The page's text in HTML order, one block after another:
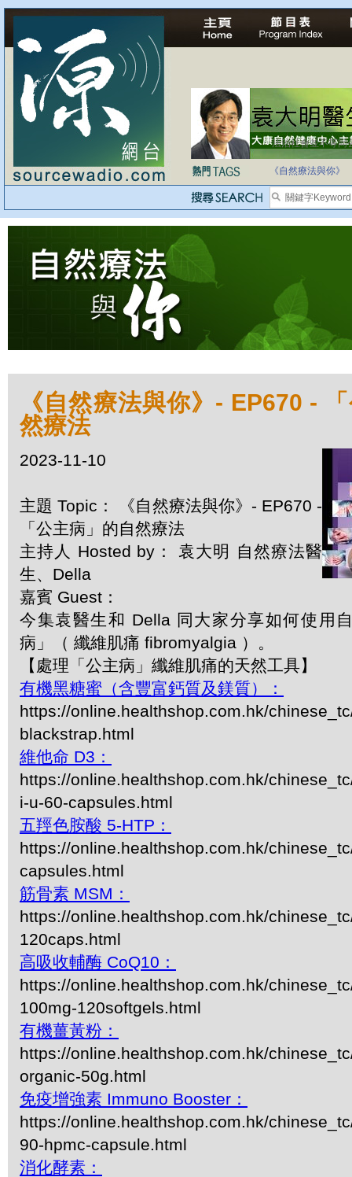
法治社會並不等同
自家教育合法化-
《自然療法與你》
《自然療法與你》- EP670 -
然療法
2023-11-10
主題 Topic： 《自然療法與你》- EP670 -
「公主病」的自然療法
主持人 Hosted by： 袁大明 自然療法醫
生、Della
嘉賓 Guest：
今集袁醫生和 Della 同大家分享如何使用
病」（ 纖維肌痛 fibromyalgia ）。
【處理「公主病」纖維肌痛的天然工具】
有機黑糖蜜（含豐富鈣質及鎂質）：
https://online.healthshop.com.hk/
blackstrap.html
維他命 D3：
https://online.healthshop.com.hk/
i-u-60-capsules.html
五羥色胺酸 5-HTP：
https://online.healthshop.com.hk/
capsules.html
筋骨素 MSM：
https://online.healthshop.com.hk/
120caps.html
高吸收輔酶 CoQ10：
https://online.healthshop.com.hk/
100mg-120softgels.html
有機薑黃粉：
https://online.healthshop.com.hk/
organic-50g.html
免疫增強素 Immuno Booster：
https://online.healthshop.com.hk/
90-hpmc-capsule.html
消化酵素：